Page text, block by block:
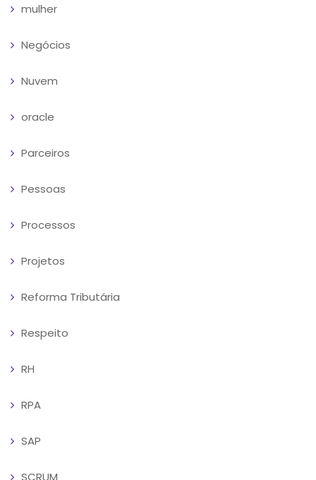
mulher
Negócios
Nuvem
oracle
Parceiros
Pessoas
Processos
Projetos
Reforma Tributária
Respeito
RH
RPA
SAP
SCRUM